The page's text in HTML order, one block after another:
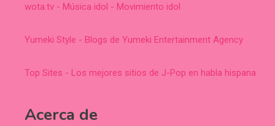
wota.tv - Música idol - Movimiento idol
Yumeki Style - Blogs de Yumeki Entertainment Agency
Top Sites - Los mejores sitios de J-Pop en habla hispana
Acerca de